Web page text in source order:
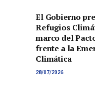
El Gobierno
Refugios
marco del
frente a la
Climática
28/07/2026